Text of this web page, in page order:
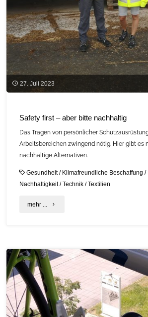
kleines
Molekül
mit
großer
Wirkung?"
27. Juli 2023
Safety first – aber bitte nachhaltig
Das Tragen von persönlicher
Arbeitsbereichen zwingend nötig. Hier gibt es
nachhaltige Alternativen.
Gesundheit/ Klimafreundliche Beschaffung /
Nachhaltigkeit/Technik/Textilien
mehr ... "Safety
aber
bitte
nachhaltig"